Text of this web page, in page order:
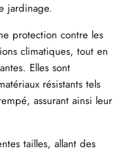
jardinage.
protection contre les
climatiques, tout en
Elles sont
résistants tels
assurant ainsi leur
tailles, allant des